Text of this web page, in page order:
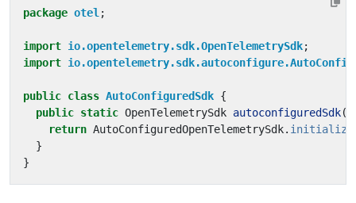
package otel ;
import io.opentelemetry.sdk.OpenTelemetrySdk;
import
public class AutoConfiguredSdk {
public static OpenTelemetrySdk autoconfiguredSdk()
return AutoConfiguredOpenTelemetrySdk. initialize
}
}